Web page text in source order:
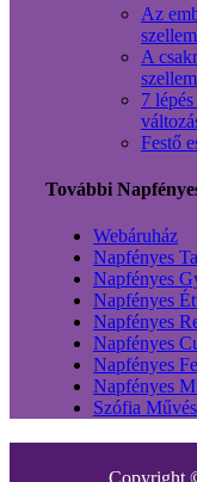
Az
A
7
Festő
További
Webáruház
Napfényes
Napfényes
Napfényes
Napfényes
Napfényes
Napfényes
Napfényes
Szófia
Copyright